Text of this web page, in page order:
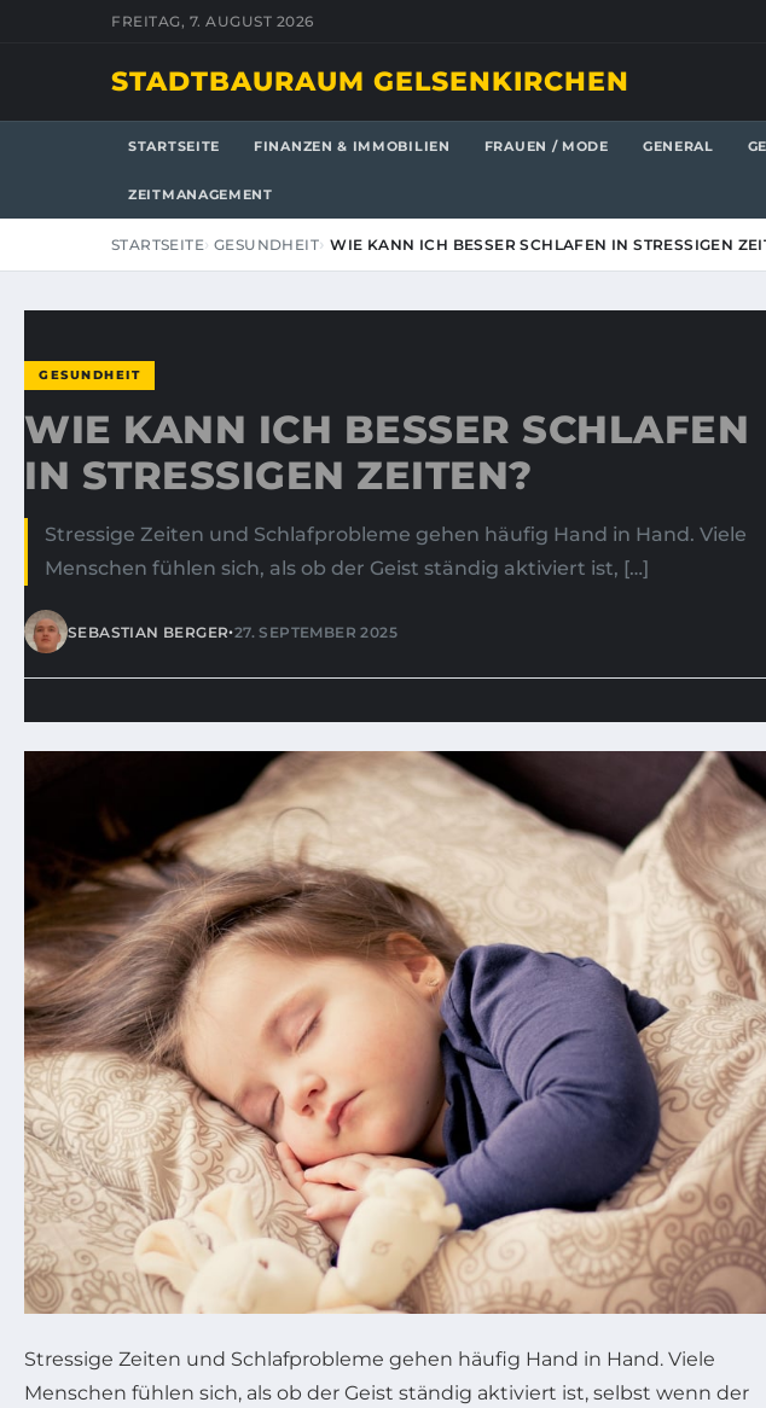
FREITAG, 7. AUGUST 2026
STADTBAURAUM GELSENKIRCHEN
STARTSEITE FINANZEN & IMMOBILIEN FRAUEN / MODE GENERAL
ZEITMANAGEMENT
STARTSEITE GESUNDHEIT WIE KANN ICH BESSER SCHLAFEN IN STRESSIGEN
GESUNDHEIT
WIE KANN ICH BESSER SCHLAFEN
IN STRESSIGEN ZEITEN?
Stressige Zeiten und Schlafprobleme gehen häufig Hand in Hand. Viele
Menschen fühlen sich, als ob der Geist ständig aktiviert ist, […]
SEBASTIAN BERGER•27. SEPTEMBER 2025
Stressige Zeiten und Schlafprobleme gehen häufig Hand in Hand. Viele
Menschen fühlen sich, als ob der Geist ständig aktiviert ist, selbst wenn der